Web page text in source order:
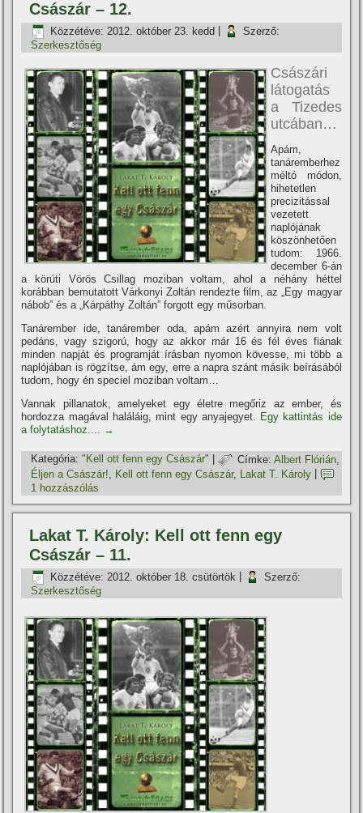
Császár – 12.
Közzétéve: 2012. október 23. kedd
Szerző:
Szerkesztőség
Császári
látogatás
a Tizedes
utcában…
Apám,
tanáremberhez
méltó módon,
hihetetlen
precizitással
vezetett
naplójának
köszönhetően
tudom: 1966.
december 6-án
a körúti Vörös Csillag moziban voltam, ahol a néhány héttel
korábban bemutatott Várkonyi Zoltán rendezte film, az „Egy magyar
nábob” és a „Kárpáthy Zoltán” forgott egy műsorban.
Tanárember ide, tanárember oda, apám azért annyira nem volt
pedáns, vagy szigorú, hogy az akkor már 16 és fél éves fiának
minden napját és programját í­rásban nyomon kövesse, mi több a
naplójában is rögzí­tse, ám egy, erre a napra szánt másik beí­rásából
tudom, hogy én speciel moziban voltam…
Vannak pillanatok, amelyeket egy életre megőriz az ember, és
hordozza magával haláláig, mint egy anyajegyet. Egy kattintás ide
a folytatáshoz.... →
Kategória: "Kell ott fenn egy Császár" | Címke: Albert Flórián
Éljen a Császár!
Kell ott fenn egy Császár, Lakat T. Károly
1 hozzászólás
Lakat T. Károly: Kell ott fenn egy
Császár – 11.
Közzétéve: 2012. október 18. csütörtök
Szerző:
Szerkesztőség